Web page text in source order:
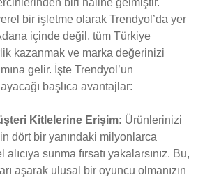
biri haline gelmiştir.
bir işletme olarak Trendyol’da yer
içinde değil, tüm Türkiye
kazanmak ve marka değerinizi
gelir. İşte Trendyol’un
başlıca avantajlar:
Kitlelerine Erişim: Ürünlerinizi
dört bir yanındaki milyonlarca
alıcıya sunma fırsatı yakalarsınız. Bu,
aşarak ulusal bir oyuncu olmanızın